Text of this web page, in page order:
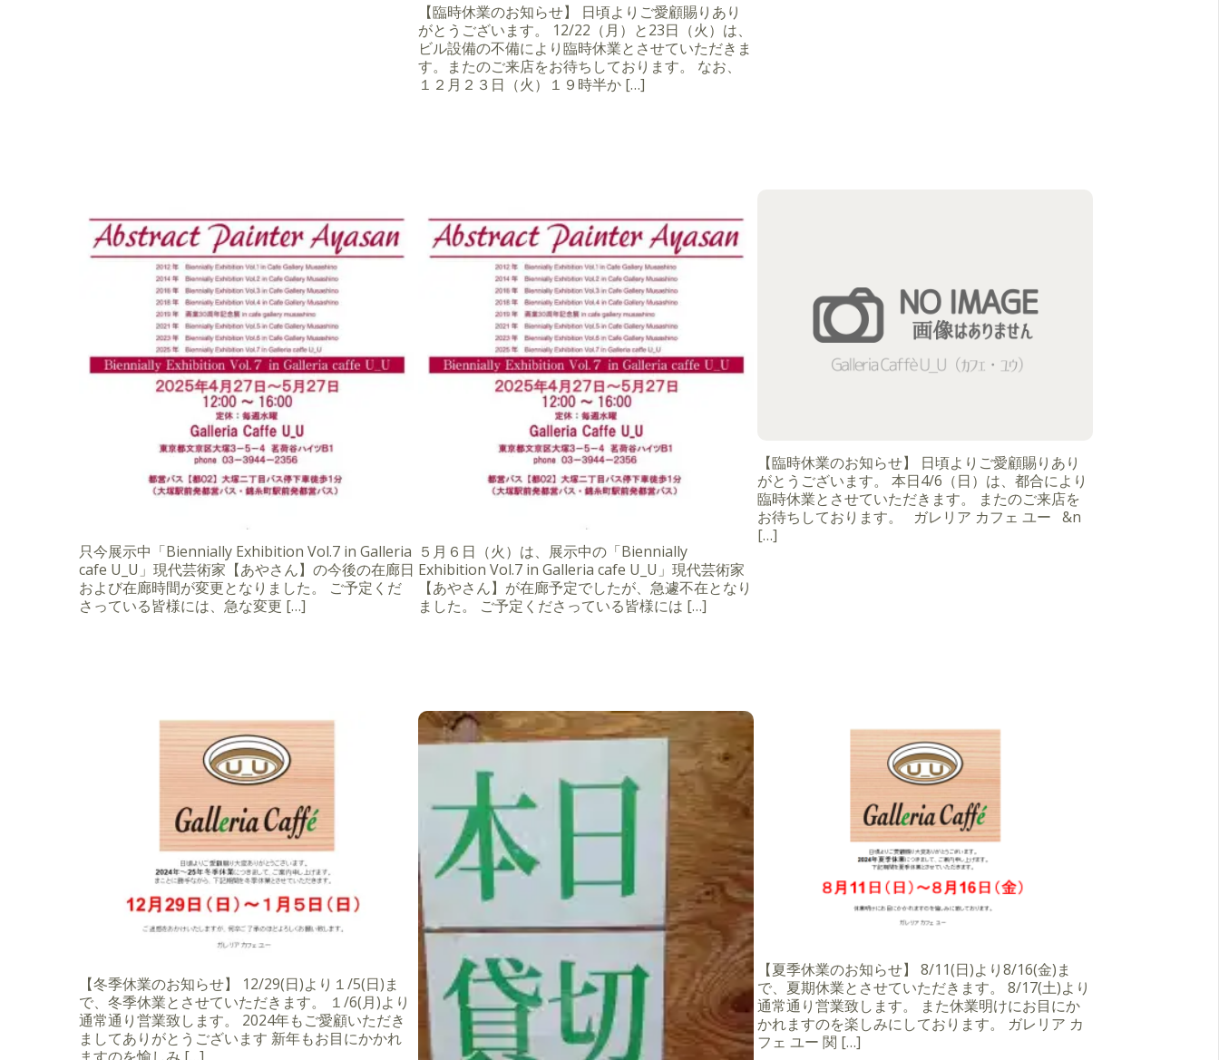
【臨時休業のお知らせ】 日頃よりご愛顧賜りあり
がとうございます。 12/22（月）と23日（火）は、
ビル設備の不備により臨時休業とさせていただきま
す。またのご来店をお待ちしております。 なお、
１２月２３日（火）１９時半か […]
只今展示中「Biennially Exhibition Vol.7 in Galleria
cafe U_U」現代芸術家【あやさん】の今後の在廊日
および在廊時間が変更となりました。 ご予定くだ
さっている皆様には、急な変更 […]
５月６日（火）は、展示中の「Biennially
Exhibition Vol.7 in Galleria cafe U_U」現代芸術家
【あやさん】が在廊予定でしたが、急遽不在となり
ました。 ご予定くださっている皆様には […]
【臨時休業のお知らせ】 日頃よりご愛顧賜りあり
がとうございます。 本日4/6（日）は、都合により
臨時休業とさせていただきます。 またのご来店を
お待ちしております。 ガレリア カフェ ユー &n
[…]
【冬季休業のお知らせ】 12/29(日)より１/5(日)ま
で、冬季休業とさせていただきます。 １/6(月)より
通常通り営業致します。 2024年もご愛顧いただき
ましてありがとうございます 新年もお目にかかれ
【夏季休業のお知らせ】 8/11(日)より8/16(金)ま
で、夏期休業とさせていただきます。 8/17(土)より
通常通り営業致します。 また休業明けにお目にか
かれますのを楽しみにしております。 ガレリア カ
フェ ユー 関 […]